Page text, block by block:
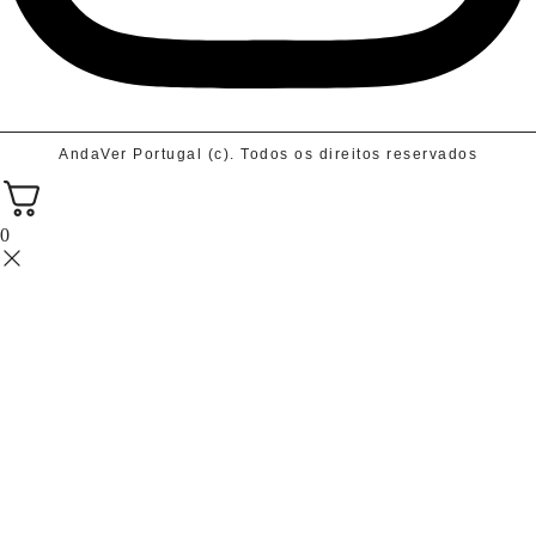
AndaVer Portugal (c). Todos os direitos reservados
0